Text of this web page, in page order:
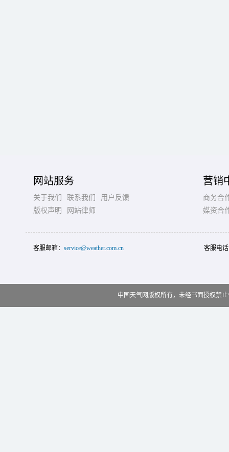
网站服务
关于我们 联系我们
用户反馈
版权声明
网站律师
营销
商务合
媒资合
客服邮箱： service@weather.com.cn 客服电
中国天气网版权所有，未经书面授权